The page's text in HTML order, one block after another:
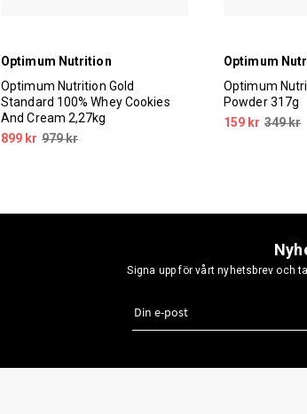
Optimum Nutrition
Optimum Nutrition Gold
Standard 100% Whey Cookies
And Cream 2,27kg
899 kr 979 kr
Optimum
Optimum
Powder 317g
159 kr 349 kr
Signa upp för vårt nyhetsbrev och